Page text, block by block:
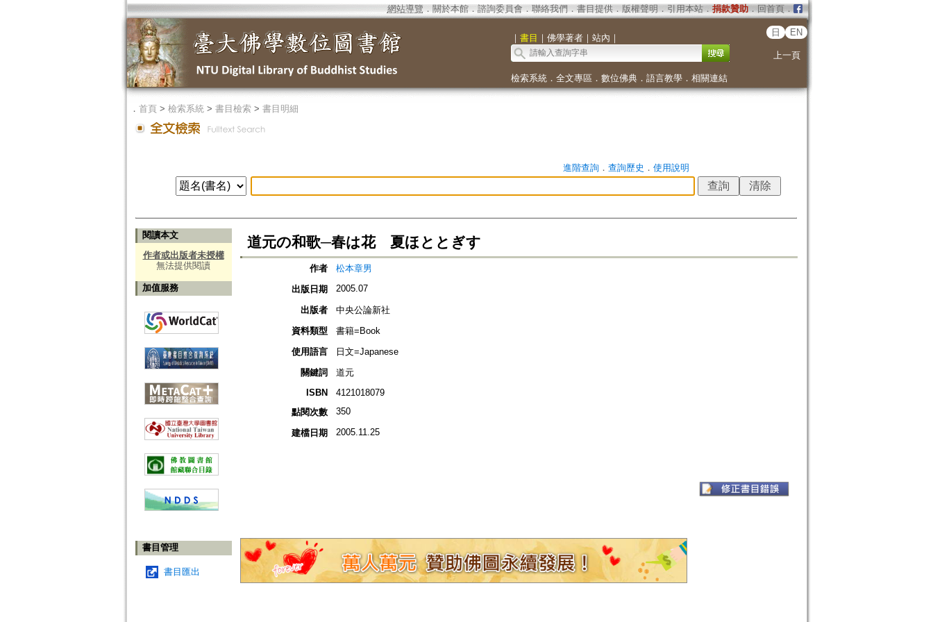
網站導覽 ． 關於本館． 諮詢委員會． 聯絡我們 ． 書目提供． 版權聲明 ． 引用本站． 捐款贊助．回首頁．
｜ 書目 ｜ 佛學著者｜ 站內 ｜
日 EN
上一頁
檢索系統． 全文專區 ． 數位佛典． 語言教學． 相關連結
． 首頁> 檢索系統> 書目檢索> 書目明細
進階查詢． 查詢歷史 ． 使用說明
閱讀本文
作者或出版者未授權
無法提供閱讀
加值服務
書目管理
書目匯出
道元の和歌─春は花 夏ほととぎす
作者
松本章男
出版日期
2005.07
出版者
中央公論新社
資料類型
書籍=Book
使用語言
日文=Japanese
關鍵詞
道元
ISBN
4121018079
點閱次數
350
建檔日期 2005.11.25